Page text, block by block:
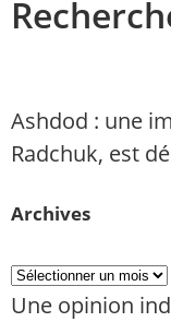
Ashdod : une
Radchuk, est
Archives
Une opinion